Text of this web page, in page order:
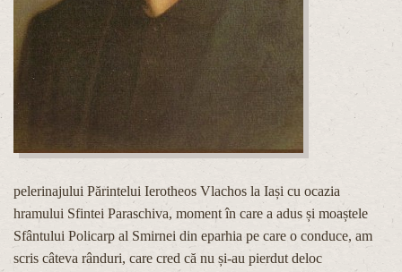
pelerinajului Părintelui Ierotheos Vlachos la Iași cu ocazia
hramului Sfintei Paraschiva, moment în care a adus și moaștele
Sfântului Policarp al Smirnei din eparhia pe care o conduce, am
scris câteva rânduri, care cred că nu și-au pierdut deloc